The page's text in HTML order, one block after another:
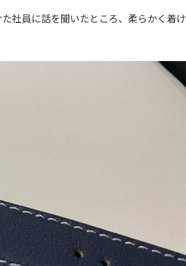
た社員に話を聞いたところ、柔らかく着け